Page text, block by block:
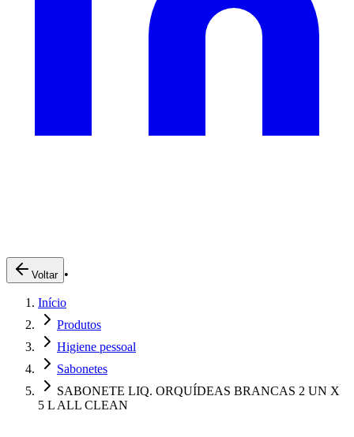
Pedidos Online
Trabalhe Conosco
Voltar •
Início
Produtos
Higiene pessoal
Sabonetes
SABONETE LIQ. ORQUÍDEAS BRANCAS 2 UN X
5 L ALL CLEAN